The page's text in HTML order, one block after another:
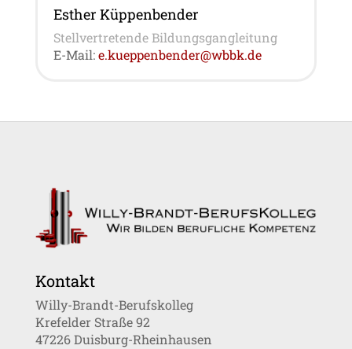
Esther Küppenbender
Stellvertretende Bildungsgangleitung
E-Mail:e.kueppenbender@wbbk.de
Kontakt
Willy-Brandt-Berufskolleg
Krefelder Straße 92
47226 Duisburg-Rheinhausen